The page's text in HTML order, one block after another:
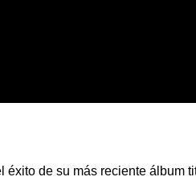
éxito de su más reciente álbum